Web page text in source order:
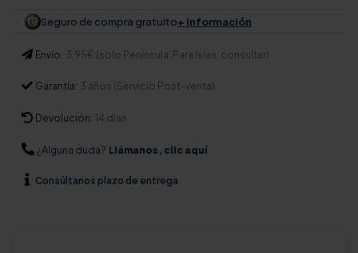
Seguro de compra gratuito+ información
Envío: 3,95€ (solo Península. Para Islas, consultar)
Garantía: 3 años (Servicio Post-venta)
Devolución: 14 días
¿Alguna duda? Llámanos, clic aquí
Consúltanos plazo de entrega